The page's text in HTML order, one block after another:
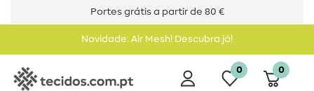
Portes grátis a partir de 80 €
Novidade: Air Mesh! Descubra já!
0 0